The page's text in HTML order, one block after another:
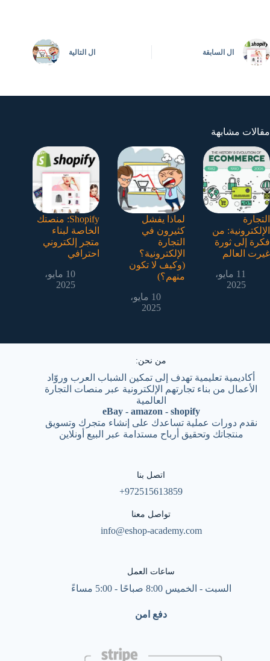
ال السابقة ال التالية
مقالات مشابهة
التجارة
الإلكترونية: من
فكرة إلى ثورة
غيرت العالم
11 مايو،
2025
لماذا يفشل
كثيرون في
التجارة
الإلكترونية؟
(وكيف لا تكون
منهم؟)
10 مايو،
2025
Shopify: منصتك
الخاصة لبناء
متجر إلكتروني
احترافي
10 مايو،
2025
من نحن:
أكاديمية تعليمية تهدف إلى تمكين الشباب العرب وروّاد
الأعمال من بناء تجارتهم الإلكترونية عبر منصات التجارة
العالمية
eBay - amazon - shopify
نقدم دورات عملية تساعدك على إنشاء متجرك وتسويق
منتجاتك وتحقيق أرباح مستدامة عبر البيع أونلاين
اتصل بنا
972515613859+
تواصل معنا
info@eshop-academy.com
ساعات العمل
السبت - الخميس 8:00 صباحًا - 5:00 مساءً
دفع امن